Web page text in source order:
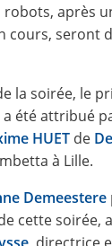
robots, après
cours, seront
la soirée, le
a été attribué
HUETde
à Lille.
Demeestere
cette soirée,
, directrice